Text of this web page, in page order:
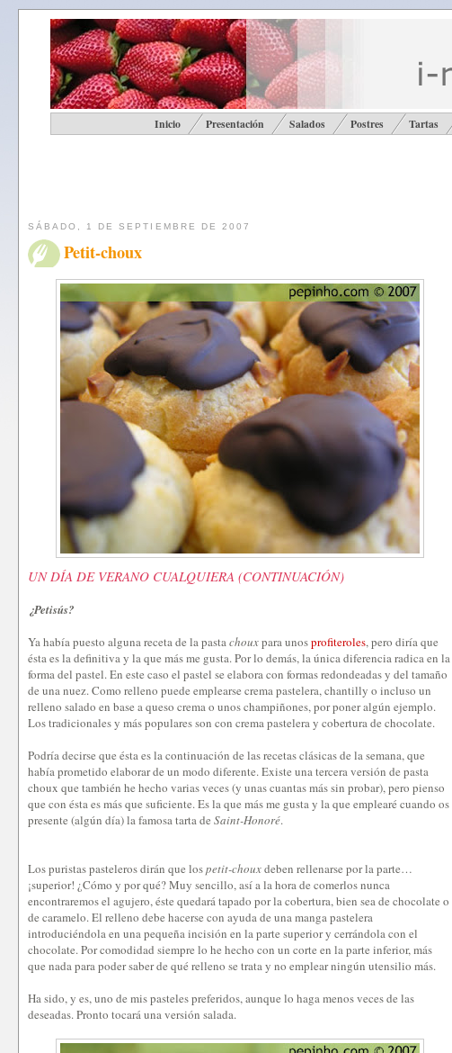
Inicio Presentación Salados Postres Tartas
SÁBADO, 1 DE SEPTIEMBRE DE 2007
Petit-choux
UN DÍA DE VERANO CUALQUIERA (CONTINUACIÓN)
¿Petisús?
Ya había puesto alguna receta de la pastachouxpara unosprofiteroles, pero diría que
ésta es la definitiva y la que más me gusta. Por lo demás, la única diferencia radica en la
forma del pastel. En este caso el pastel se elabora con formas redondeadas y del tamaño
de una nuez. Como relleno puede emplearse crema pastelera, chantilly o incluso un
relleno salado en base a queso crema o unos champiñones, por poner algún ejemplo.
Los tradicionales y más populares son con crema pastelera y cobertura de chocolate.
Podría decirse que ésta es la continuación de las recetas clásicas de la semana, que
había prometido elaborar de un modo diferente. Existe una tercera versión de pasta
choux que también he hecho varias veces (y unas cuantas más sin probar), pero pienso
que con ésta es más que suficiente. Es la que más me gusta y la que emplearé cuando os
presente (algún día) la famosa tarta de Saint-Honoré.
Los puristas pasteleros dirán que lospetit-chouxdeben rellenarse por la parte…
¡superior! ¿Cómo y por qué? Muy sencillo, así a la hora de comerlos nunca
encontraremos el agujero, éste quedará tapado por la cobertura, bien sea de chocolate o
de caramelo. El relleno debe hacerse con ayuda de una manga pastelera
introduciéndola en una pequeña incisión en la parte superior y cerrándola con el
chocolate. Por comodidad siempre lo he hecho con un corte en la parte inferior, más
que nada para poder saber de qué relleno se trata y no emplear ningún utensilio más.
Ha sido, y es, uno de mis pasteles preferidos, aunque lo haga menos veces de las
deseadas. Pronto tocará una versión salada.